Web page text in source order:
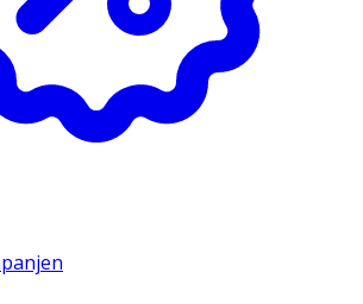
Fruit Extract, Butyloctanol, Laureth4,
Disiloxane/BisVinyl
Guar Hydroxypropyltrimonium
Propylene Glycol, Formic Acid,
Sorbate, Sodium Benzoate,